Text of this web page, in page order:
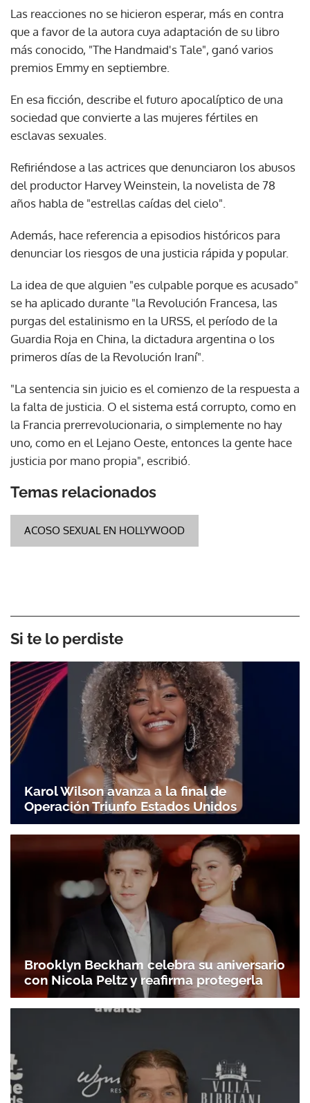
Las reacciones no se hicieron esperar, más en contra
que a favor de la autora cuya adaptación de su libro
más conocido, "The Handmaid's Tale", ganó varios
premios Emmy en septiembre.
En esa ficción, describe el futuro apocalíptico de una
sociedad que convierte a las mujeres fértiles en
esclavas sexuales.
Refiriéndose a las actrices que denunciaron los abusos
del productor Harvey Weinstein, la novelista de 78
años habla de "estrellas caídas del cielo".
Además, hace referencia a episodios históricos para
denunciar los riesgos de una justicia rápida y popular.
La idea de que alguien "es culpable porque es acusado"
se ha aplicado durante "la Revolución Francesa, las
purgas del estalinismo en la URSS, el período de la
Guardia Roja en China, la dictadura argentina o los
primeros días de la Revolución Iraní".
"La sentencia sin juicio es el comienzo de la respuesta a
la falta de justicia. O el sistema está corrupto, como en
la Francia prerrevolucionaria, o simplemente no hay
uno, como en el Lejano Oeste, entonces la gente hace
justicia por mano propia", escribió.
Temas relacionados
ACOSO SEXUAL EN HOLLYWOOD
Si te lo perdiste
Karol Wilson avanza a la final de
Operación Triunfo Estados Unidos
Brooklyn Beckham celebra su aniversario
con Nicola Peltz y reafirma protegerla